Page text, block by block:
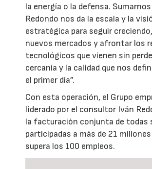
la energía o la defensa. Sumarnos
Redondo nos da la escala y la
estratégica para seguir
nuevos mercados y afrontar los
tecnológicos que vienen sin
cercanía y la calidad que nos
el primer día”.
Con esta operación, el Grupo
liderado por el consultor Iván
la facturación conjunta de todas
participadas a más de 21
supera los 100 empleos.